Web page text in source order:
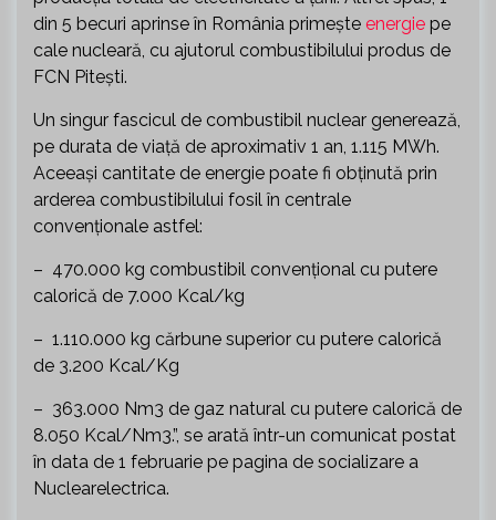
din 5 becuri aprinse în România primește energie pe
cale nucleară, cu ajutorul combustibilului produs de
FCN Pitești.
Un singur fascicul de combustibil nuclear generează,
pe durata de viață de aproximativ 1 an, 1.115 MWh.
Aceeași cantitate de energie poate fi obținută prin
arderea combustibilului fosil în centrale
convenționale astfel:
– 470.000 kg combustibil convențional cu putere
calorică de 7.000 Kcal/kg
– 1.110.000 kg cărbune superior cu putere calorică
de 3.200 Kcal/Kg
– 363.000 Nm3 de gaz natural cu putere calorică de
8.050 Kcal/Nm3.”, se arată într-un comunicat postat
în data de 1 februarie pe pagina de socializare a
Nuclearelectrica.